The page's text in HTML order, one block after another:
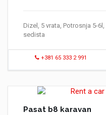
Dizel, 5 vrata, Potrosnja 5-
sedista
+381 65 333 2 991
Pasat b8 karavan